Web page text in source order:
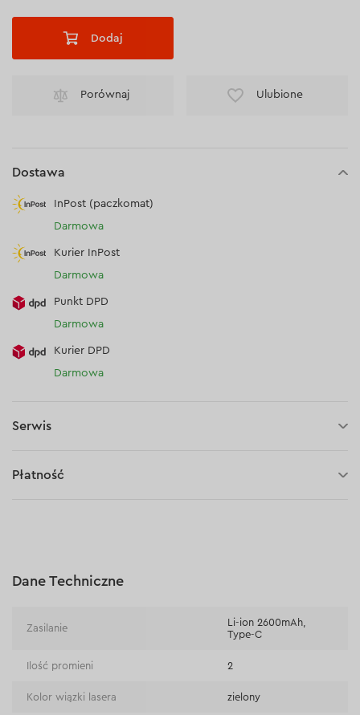
Dodaj
Porównaj Ulubione
Dostawa
InPost (paczkomat)
Darmowa
Kurier InPost
Darmowa
Punkt DPD
Darmowa
Kurier DPD
Darmowa
Serwis
Płatność
Płatność na rachunek bieżący (przelew tradycyjny)
Dane Techniczne
Zasilanie
Li-ion 2600mAh,
Type-C
Ilość promieni 2
Kolor wiązki lasera zielony